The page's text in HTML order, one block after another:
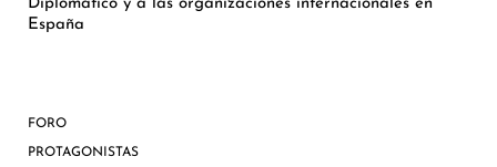
Diplomático y a las organizaciones internacionales en
España
FORO
PROTAGONISTAS